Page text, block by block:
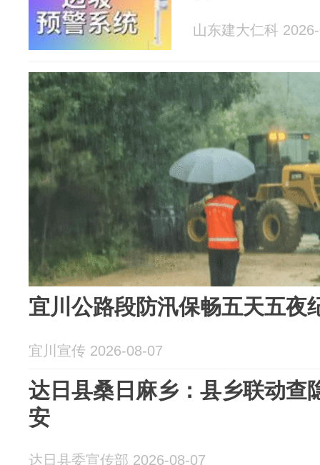
山东建大仁科
宜川公路段防汛保畅五天五夜
宜川宣传 2026-08-07
达日县桑日麻乡：县乡联动查
安
达日县委宣传部 2026-08-07